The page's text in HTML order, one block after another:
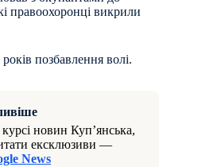
правоохоронці викрили
позбавлення волі.
новин Куп’янська,
ексклюзиви —
News